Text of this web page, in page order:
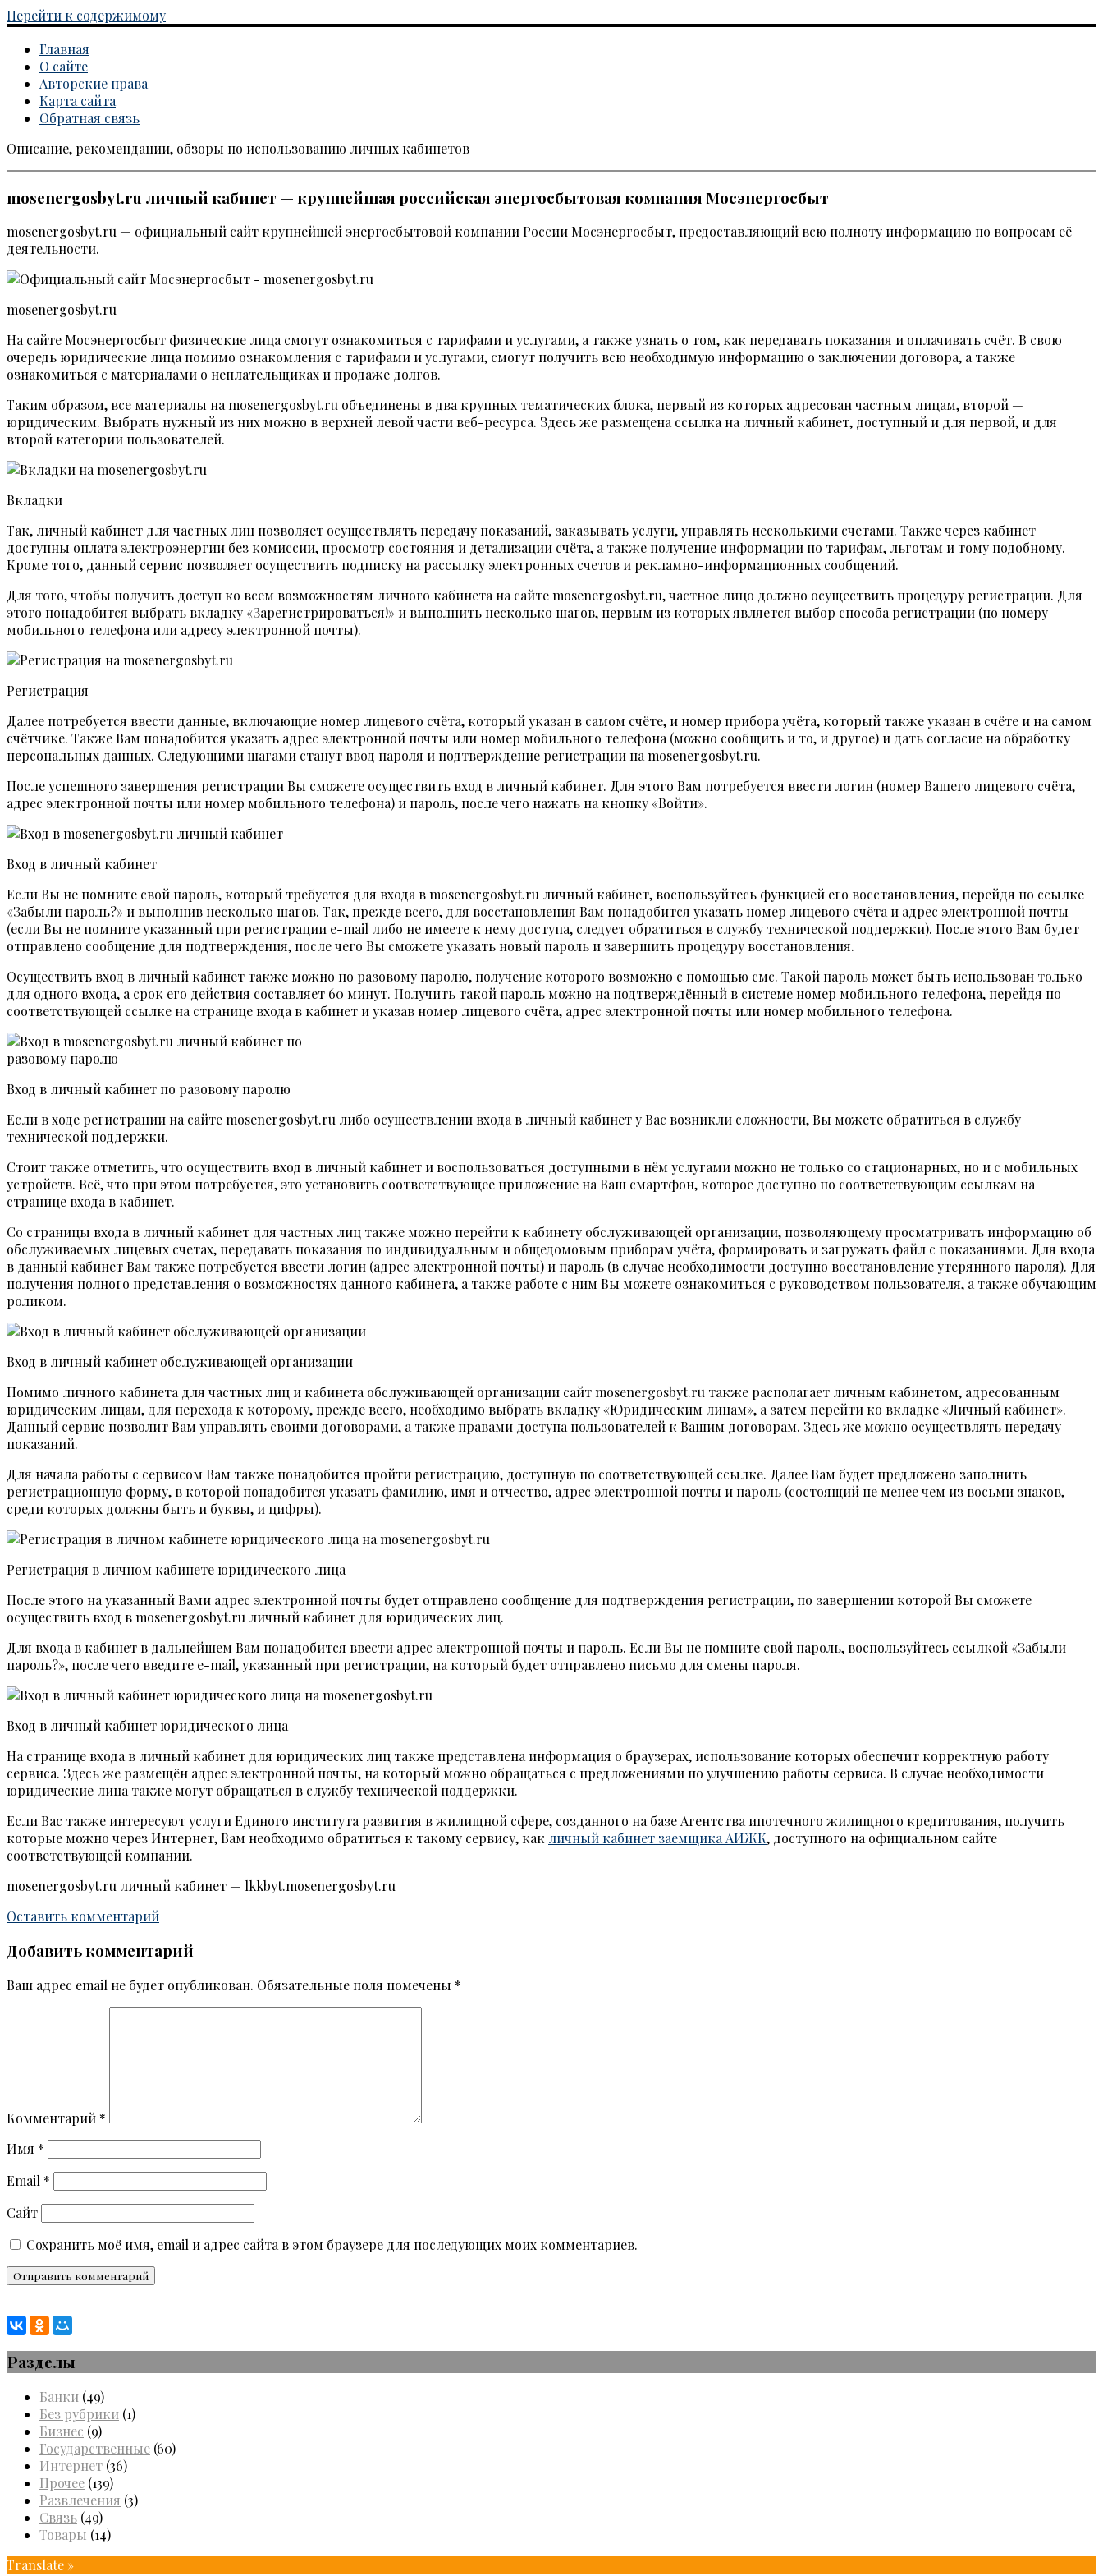
Перейти к содержимому
Главная
О сайте
Авторские права
Карта сайта
Обратная связь
Каталог личных кабинетов
Описание, рекомендации, обзоры по использованию личных кабинетов
mosenergosbyt.ru личный кабинет — крупнейшая российская энергосбытовая компания Мосэнергосбыт
mosenergosbyt.ru — официальный сайт крупнейшей энергосбытовой компании России Мосэнергосбыт, предоставляющий всю полноту информацию по вопросам её
деятельности.
mosenergosbyt.ru
На сайте Мосэнергосбыт физические лица смогут ознакомиться с тарифами и услугами, а также узнать о том, как передавать показания и оплачивать счёт. В свою
очередь юридические лица помимо ознакомления с тарифами и услугами, смогут получить всю необходимую информацию о заключении договора, а также
ознакомиться с материалами о неплательщиках и продаже долгов.
Таким образом, все материалы на mosenergosbyt.ru объединены в два крупных тематических блока, первый из которых адресован частным лицам, второй —
юридическим. Выбрать нужный из них можно в верхней левой части веб-ресурса. Здесь же размещена ссылка на личный кабинет, доступный и для первой, и для
второй категории пользователей.
Вкладки
Так, личный кабинет для частных лиц позволяет осуществлять передачу показаний, заказывать услуги, управлять несколькими счетами. Также через кабинет
доступны оплата электроэнергии без комиссии, просмотр состояния и детализации счёта, а также получение информации по тарифам, льготам и тому подобному.
Кроме того, данный сервис позволяет осуществить подписку на рассылку электронных счетов и рекламно-информационных сообщений.
Для того, чтобы получить доступ ко всем возможностям личного кабинета на сайте mosenergosbyt.ru, частное лицо должно осуществить процедуру регистрации. Для
этого понадобится выбрать вкладку «Зарегистрироваться!» и выполнить несколько шагов, первым из которых является выбор способа регистрации (по номеру
мобильного телефона или адресу электронной почты).
Регистрация
Далее потребуется ввести данные, включающие номер лицевого счёта, который указан в самом счёте, и номер прибора учёта, который также указан в счёте и на самом
счётчике. Также Вам понадобится указать адрес электронной почты или номер мобильного телефона (можно сообщить и то, и другое) и дать согласие на обработку
персональных данных. Следующими шагами станут ввод пароля и подтверждение регистрации на mosenergosbyt.ru.
После успешного завершения регистрации Вы сможете осуществить вход в личный кабинет. Для этого Вам потребуется ввести логин (номер Вашего лицевого счёта,
адрес электронной почты или номер мобильного телефона) и пароль, после чего нажать на кнопку «Войти».
Вход в личный кабинет
Если Вы не помните свой пароль, который требуется для входа в mosenergosbyt.ru личный кабинет, воспользуйтесь функцией его восстановления, перейдя по ссылке
«Забыли пароль?» и выполнив несколько шагов. Так, прежде всего, для восстановления Вам понадобится указать номер лицевого счёта и адрес электронной почты
(если Вы не помните указанный при регистрации e-mail либо не имеете к нему доступа, следует обратиться в службу технической поддержки). После этого Вам будет
отправлено сообщение для подтверждения, после чего Вы сможете указать новый пароль и завершить процедуру восстановления.
Осуществить вход в личный кабинет также можно по разовому паролю, получение которого возможно с помощью смс. Такой пароль может быть использован только
для одного входа, а срок его действия составляет 60 минут. Получить такой пароль можно на подтверждённый в системе номер мобильного телефона, перейдя по
соответствующей ссылке на странице входа в кабинет и указав номер лицевого счёта, адрес электронной почты или номер мобильного телефона.
Вход в личный кабинет по разовому паролю
Если в ходе регистрации на сайте mosenergosbyt.ru либо осуществлении входа в личный кабинет у Вас возникли сложности, Вы можете обратиться в службу
технической поддержки.
Стоит также отметить, что осуществить вход в личный кабинет и воспользоваться доступными в нём услугами можно не только со стационарных, но и с мобильных
устройств. Всё, что при этом потребуется, это установить соответствующее приложение на Ваш смартфон, которое доступно по соответствующим ссылкам на
странице входа в кабинет.
Со страницы входа в личный кабинет для частных лиц также можно перейти к кабинету обслуживающей организации, позволяющему просматривать информацию об
обслуживаемых лицевых счетах, передавать показания по индивидуальным и общедомовым приборам учёта, формировать и загружать файл с показаниями. Для входа
в данный кабинет Вам также потребуется ввести логин (адрес электронной почты) и пароль (в случае необходимости доступно восстановление утерянного пароля). Для
получения полного представления о возможностях данного кабинета, а также работе с ним Вы можете ознакомиться с руководством пользователя, а также обучающим
роликом.
Вход в личный кабинет обслуживающей организации
Помимо личного кабинета для частных лиц и кабинета обслуживающей организации сайт mosenergosbyt.ru также располагает личным кабинетом, адресованным
юридическим лицам, для перехода к которому, прежде всего, необходимо выбрать вкладку «Юридическим лицам», а затем перейти ко вкладке «Личный кабинет».
Данный сервис позволит Вам управлять своими договорами, а также правами доступа пользователей к Вашим договорам. Здесь же можно осуществлять передачу
показаний.
Для начала работы с сервисом Вам также понадобится пройти регистрацию, доступную по соответствующей ссылке. Далее Вам будет предложено заполнить
регистрационную форму, в которой понадобится указать фамилию, имя и отчество, адрес электронной почты и пароль (состоящий не менее чем из восьми знаков,
среди которых должны быть и буквы, и цифры).
Регистрация в личном кабинете юридического лица
После этого на указанный Вами адрес электронной почты будет отправлено сообщение для подтверждения регистрации, по завершении которой Вы сможете
осуществить вход в mosenergosbyt.ru личный кабинет для юридических лиц.
Для входа в кабинет в дальнейшем Вам понадобится ввести адрес электронной почты и пароль. Если Вы не помните свой пароль, воспользуйтесь ссылкой «Забыли
пароль?», после чего введите e-mail, указанный при регистрации, на который будет отправлено письмо для смены пароля.
Вход в личный кабинет юридического лица
На странице входа в личный кабинет для юридических лиц также представлена информация о браузерах, использование которых обеспечит корректную работу
сервиса. Здесь же размещён адрес электронной почты, на который можно обращаться с предложениями по улучшению работы сервиса. В случае необходимости
юридические лица также могут обращаться в службу технической поддержки.
Если Вас также интересуют услуги Единого института развития в жилищной сфере, созданного на базе Агентства ипотечного жилищного кредитования, получить
которые можно через Интернет, Вам необходимо обратиться к такому сервису, как личный кабинет заемщика АИЖК, доступного на официальном сайте
соответствующей компании.
mosenergosbyt.ru личный кабинет — lkkbyt.mosenergosbyt.ru
Оставить комментарий
Добавить комментарий
Ваш адрес email не будет опубликован. Обязательные поля помечены *
Комментарий *
Имя *
Email *
Сайт
Сохранить моё имя, email и адрес сайта в этом браузере для последующих моих комментариев.
Разделы
Банки (49)
Без рубрики (1)
Бизнес (9)
Государственные (60)
Интернет (36)
Прочее (139)
Развлечения (3)
Связь (49)
Товары (14)
Translate »